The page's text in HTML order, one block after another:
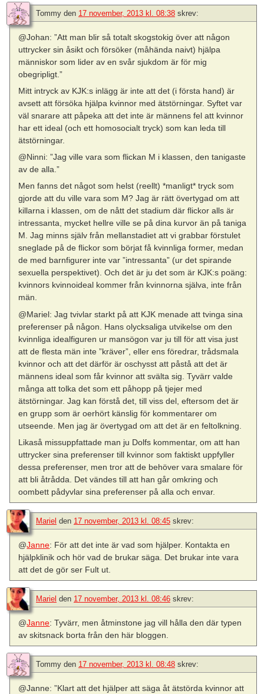
Tommy den 17 november, 2013 kl. 08:38 skrev:
@Johan: ”Att man blir så totalt skogstokig över att någon
uttrycker sin åsikt och försöker (måhända naivt) hjälpa
människor som lider av en svår sjukdom är för mig
obegripligt.”
Mitt intryck av KJK:s inlägg är inte att det (i första hand) är
avsett att försöka hjälpa kvinnor med ätstörningar. Syftet var
väl snarare att påpeka att det inte är männens fel att kvinnor
har ett ideal (och ett homosocialt tryck) som kan leda till
ätstörningar.
@Ninni: ”Jag ville vara som flickan M i klassen, den tanigaste
av de alla.”
Men fanns det något som helst (reellt) *manligt* tryck som
gjorde att du ville vara som M? Jag är rätt övertygad om att
killarna i klassen, om de nått det stadium där flickor alls är
intressanta, mycket hellre ville se på dina kurvor än på taniga
M. Jag minns själv från mellanstadiet att vi grabbar förstulet
sneglade på de flickor som börjat få kvinnliga former, medan
de med barnfigurer inte var ”intressanta” (ur det spirande
sexuella perspektivet). Och det är ju det som är KJK:s poäng:
kvinnors kvinnoideal kommer från kvinnorna själva, inte från
män.
@Mariel: Jag tvivlar starkt på att KJK menade att tvinga sina
preferenser på någon. Hans olycksaliga utvikelse om den
kvinnliga idealfiguren ur mansögon var ju till för att visa just
att de flesta män inte ”kräver”, eller ens föredrar, trådsmala
kvinnor och att det därför är oschysst att påstå att det är
männens ideal som får kvinnor att svälta sig. Tyvärr valde
många att tolka det som ett påhopp på tjejer med
ätstörningar. Jag kan förstå det, till viss del, eftersom det är
en grupp som är oerhört känslig för kommentarer om
utseende. Men jag är övertygad om att det är en feltolkning.
Likaså missuppfattade man ju Dolfs kommentar, om att han
uttrycker sina preferenser till kvinnor som faktiskt uppfyller
dessa preferenser, men tror att de behöver vara smalare för
att bli åtrådda. Det vändes till att han går omkring och
oombett pådyvlar sina preferenser på alla och envar.
Mariel den 17 november, 2013 kl. 08:45 skrev:
@Janne: För att det inte är vad som hjälper. Kontakta en
hjälpklinik och hör vad de brukar säga. Det brukar inte vara
att det de gör ser Fult ut.
Mariel den 17 november, 2013 kl. 08:46 skrev:
@Janne: Tyvärr, men åtminstone jag vill hålla den där typen
av skitsnack borta från den här bloggen.
Tommy den 17 november, 2013 kl. 08:48 skrev:
@Janne: ”Klart att det hjälper att säga åt ätstörda kvinnor att